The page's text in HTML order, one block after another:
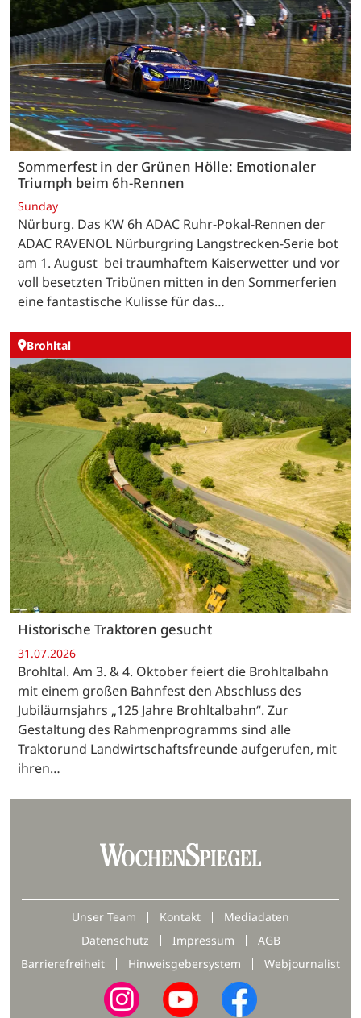
Sommerfest in der Grünen Hölle: Emotionaler
Triumph beim 6h-Rennen
Sunday
Nürburg. Das KW 6h ADAC Ruhr-Pokal-Rennen der
ADAC RAVENOL Nürburgring Langstrecken-Serie bot
am 1. August bei traumhaftem Kaiserwetter und vor
voll besetzten Tribünen mitten in den Sommerferien
eine fantastische Kulisse für das…
Brohltal
Historische Traktoren gesucht
31.07.2026
Brohltal. Am 3. & 4. Oktober feiert die Brohltalbahn
mit einem großen Bahnfest den Abschluss des
Jubiläumsjahrs „125 Jahre Brohltalbahn“. Zur
Gestaltung des Rahmenprogramms sind alle
Traktorund Landwirtschaftsfreunde aufgerufen, mit
ihren…
Unser Team Kontakt
Mediadaten
Datenschutz
Impressum
AGB
Barrierefreiheit
Hinweisgebersystem Webjournalist